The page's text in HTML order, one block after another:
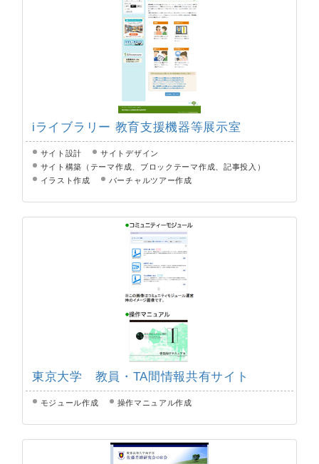
iライブラリー 教育支援機器等展示室
サイト設計
サイトデザイン
サイト構築（テーマ作成、ブロックテーマ作成、記事投入）
イラスト作成
バーチャルツアー作成
東京大学 教員・TA間情報共有サイト
モジュール作成 操作マニュアル作成